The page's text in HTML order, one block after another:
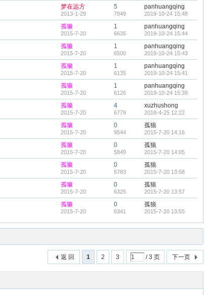
梦在远方
2013-1-29
5
7849
panhuangqing
2019-10-24 15:48
孤狼
2015-7-20
1
6635
panhuangqing
2019-10-24 15:44
孤狼
2015-7-20
1
6500
panhuangqing
2019-10-24 15:43
孤狼
2015-7-20
1
6135
panhuangqing
2019-10-24 15:41
孤狼
2015-7-20
1
6126
panhuangqing
2019-10-24 15:39
孤狼
2015-7-20
4
6779
xuzhushong
2018-4-25 12:22
孤狼
2015-7-20
0
9544
孤狼
2015-7-20 14:16
孤狼
2015-7-20
0
5849
孤狼
2015-7-20 14:05
孤狼
2015-7-20
0
5783
孤狼
2015-7-20 13:58
孤狼
2015-7-20
0
6325
孤狼
2015-7-20 13:57
孤狼
2015-7-20
0
6341
孤狼
2015-7-20 13:55
1 2 3 / 3 页 下一页
返 回